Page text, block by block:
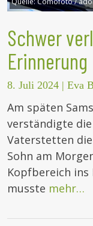
Schwer
Erinnerung
8. Juli 2024 | Eva
Am späten
verständigte
Vaterstetten
Sohn am
Kopfbereich ins
musste mehr…